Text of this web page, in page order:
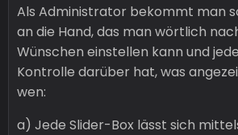
Als Administrator bekommt man
an die Hand, das man wörtlich
Wünschen einstellen kann und
Kontrolle darüber hat, was
wen:
a) Jede Slider-Box lässt sich